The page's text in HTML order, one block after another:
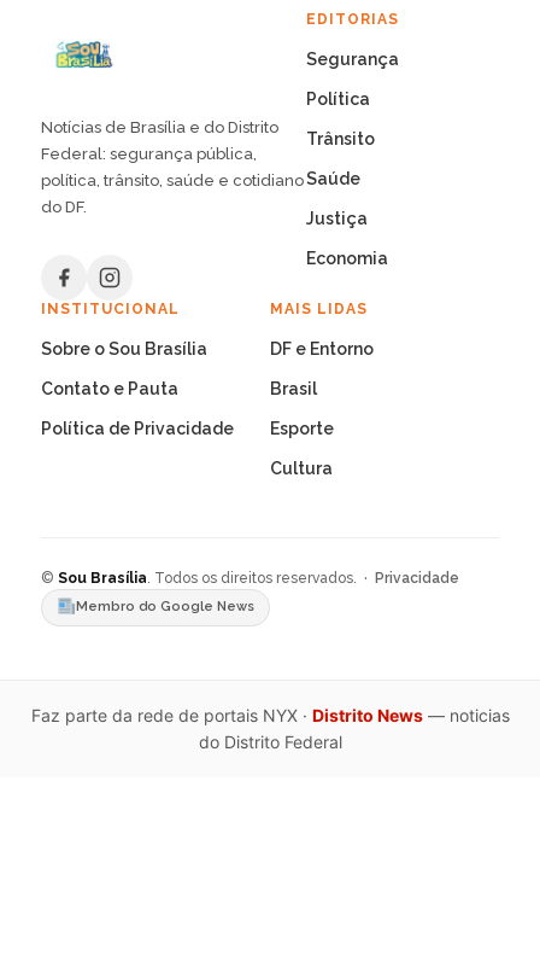
Notícias de Brasília e do Distrito
Federal: segurança pública,
política, trânsito, saúde e cotidiano
do DF.
EDITORIAS
Segurança
Política
Trânsito
Saúde
Justiça
Economia
INSTITUCIONAL
Sobre o Sou Brasília
Contato e Pauta
Política de Privacidade
MAIS LIDAS
DF e Entorno
Brasil
Esporte
Cultura
© Sou Brasília. Todos os direitos reservados. · Privacidade
Membro do Google News
Faz parte da rede de portais NYX · Distrito News— noticias
do Distrito Federal